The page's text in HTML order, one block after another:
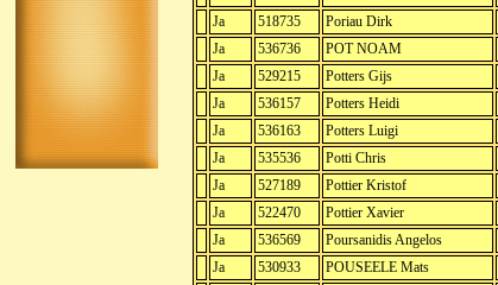
Ja
518735 Poriau Dirk
Ja
536736 POT NOAM
Ja
529215 Potters Gijs
Ja
536157 Potters Heidi
Ja
536163 Potters Luigi
Ja
535536 Potti Chris
Ja
527189 Pottier Kristof
Ja
522470 Pottier Xavier
Ja
536569 Poursanidis Angelos
Ja
530933 POUSEELE Mats